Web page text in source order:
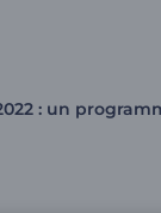
: un